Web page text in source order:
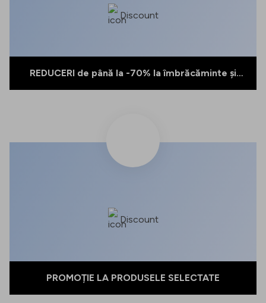
Discount
REDUCERI de până la -70% la îmbrăcăminte și
încălțăminte selectate
Discount
PROMOȚIE LA PRODUSELE SELECTATE